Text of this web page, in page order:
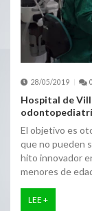
28/05/2019 0
Hospital de
El objetivo es
que no pueden
hito innovador
menores de
LEE +